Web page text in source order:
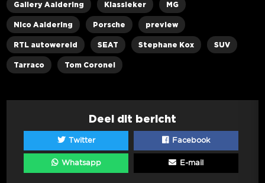
Gallery Aaldering Klassieker MG
Nico Aaldering Porsche preview
RTL autowereld SEAT Stephane Kox SUV
Tarraco Tom Coronel
Deel dit bericht
Twitter Facebook
Whatsapp E-mail